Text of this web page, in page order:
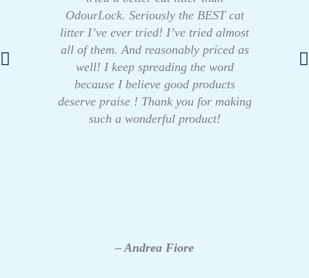
OdourLock. Seriously the BEST cat
litter I’ve ever tried! I’ve tried almost
all of them. And reasonably priced as
well! I keep spreading the word
because I believe good products
deserve praise ! Thank you for making
such a wonderful product!
– Andrea Fiore